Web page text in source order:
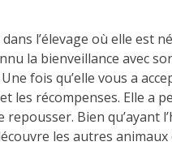
l’élevage où elle est
la bienveillance avec
fois qu’elle vous a
les récompenses. Elle a
Bien qu’ayant
les autres